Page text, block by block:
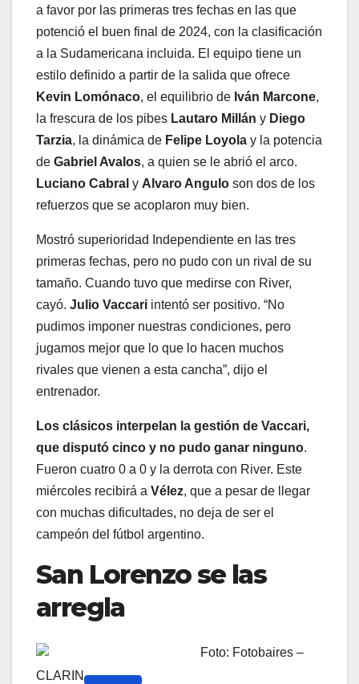
a favor por las primeras tres fechas en las que
potenció el buen final de 2024, con la clasificación
a la Sudamericana incluida. El equipo tiene un
estilo definido a partir de la salida que ofrece
Kevin Lomónaco, el equilibrio de Iván Marcone,
la frescura de los pibes Lautaro Millán y Diego
Tarzia, la dinámica de Felipe Loyola y la potencia
de Gabriel Avalos, a quien se le abrió el arco.
Luciano Cabral y Alvaro Angulo son dos de los
refuerzos que se acoplaron muy bien.
Mostró superioridad Independiente en las tres
primeras fechas, pero no pudo con un rival de su
tamaño. Cuando tuvo que medirse con River,
cayó. Julio Vaccari intentó ser positivo. “No
pudimos imponer nuestras condiciones, pero
jugamos mejor que lo que lo hacen muchos
rivales que vienen a esta cancha”, dijo el
entrenador.
Los clásicos interpelan la gestión de Vaccari,
que disputó cinco y no pudo ganar ninguno.
Fueron cuatro 0 a 0 y la derrota con River. Este
miércoles recibirá a Vélez, que a pesar de llegar
con muchas dificultades, no deja de ser el
campeón del fútbol argentino.
San Lorenzo se las
arregla
Foto: Fotobaires –
CLARIN